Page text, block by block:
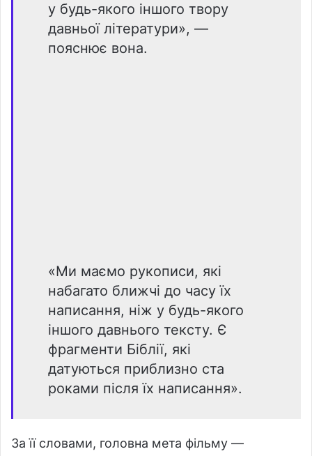
у будь-якого іншого твору
давньої літератури», —
пояснює вона.
«Ми маємо рукописи, які
набагато ближчі до часу їх
написання, ніж у будь-якого
іншого давнього тексту. Є
фрагменти Біблії, які
датуються приблизно ста
роками після їх написання».
За її словами, головна мета фільму —